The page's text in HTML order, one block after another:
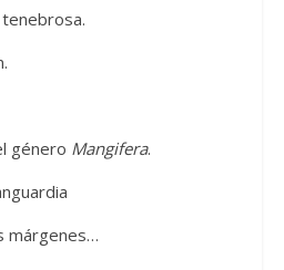
género Mangifera.
márgenes…